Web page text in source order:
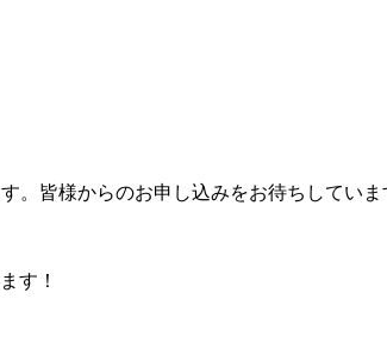
。皆様からのお申し込みをお待ちしていま
す！